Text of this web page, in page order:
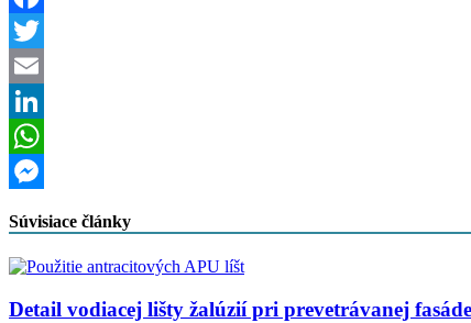
Facebook
Twitter
Email
LinkedIn
WhatsApp
Súvisiace články
Detail vodiacej lišty žalúzií pri prevetrávanej